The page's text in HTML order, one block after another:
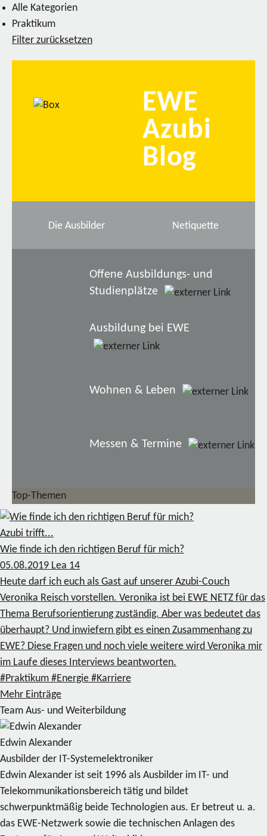
Alle Kategorien
Praktikum
Filter zurücksetzen
EWE
Azubi
Blog
Die Ausbilder Netiquette
Offene Ausbildungs- und
Studienplätze
Ausbildung bei EWE
Wohnen & Leben
Messen & Termine
Top-Themen
Azubi trifft...
Wie finde ich den richtigen Beruf für mich?
05.08.2019 Lea 14
Heute darf ich euch als Gast auf unserer Azubi-Couch
Veronika Reisch vorstellen. Veronika ist bei EWE NETZ für das
Thema Berufsorientierung zuständig. Aber was bedeutet das
überhaupt? Und inwiefern gibt es einen Zusammenhang zu
EWE? Diese Fragen und noch viele weitere wird Veronika mir
im Laufe dieses Interviews beantworten.
#Praktikum #Energie #Karriere
Mehr Einträge
Team Aus- und Weiterbildung
Edwin Alexander
Ausbilder der IT-Systemelektroniker
Edwin Alexander ist seit 1996 als Ausbilder im IT- und
Telekommunikationsbereich tätig und bildet
schwerpunktmäßig beide Technologien aus. Er betreut u. a.
das EWE-Netzwerk sowie die technischen Anlagen des